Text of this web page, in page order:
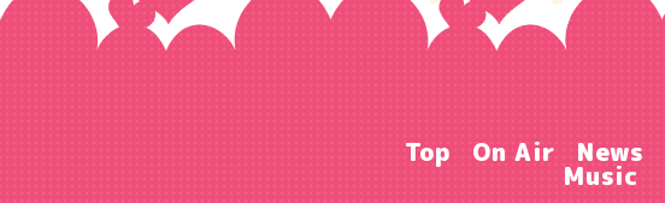
Top On Air News
Music